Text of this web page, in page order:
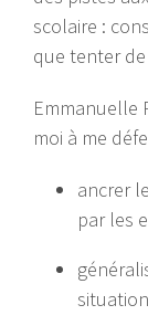
scolaire :
que tenter
Emmanuelle
moi à me
ancrer
par les